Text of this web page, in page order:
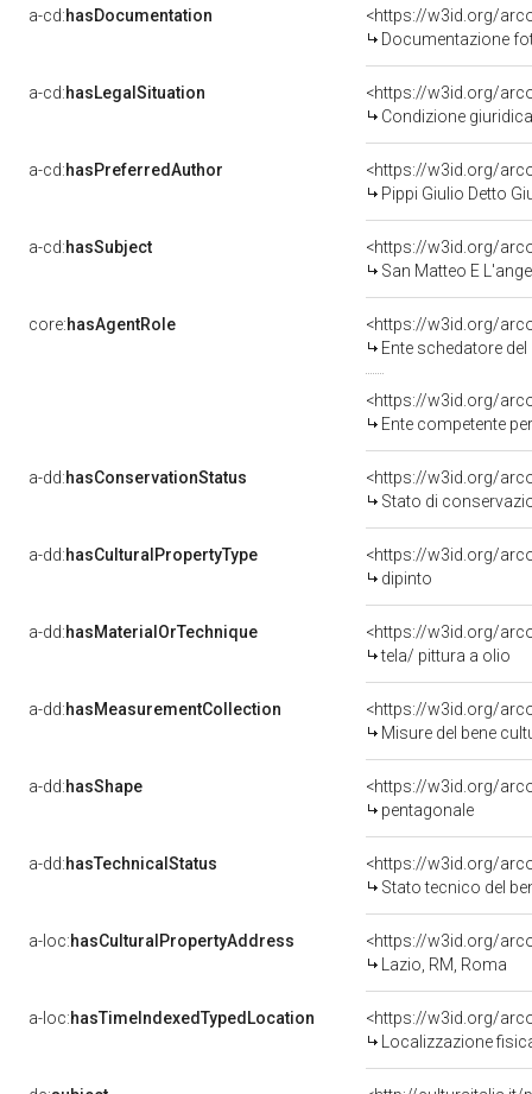
a-cd:hasDocumentation
Documentazione
a-cd:hasLegalSituation
Condizione
a-cd:hasPreferredAuthor
<https://w3id.org/
Pippi Giulio Detto
a-cd:hasSubject
<https://w3id.org/
San Matteo E
core:hasAgentRole
<https://w3id.org/
Ente schedatore
<https://w3id.org/
Ente competente per
a-dd:hasConservationStatus
<https://w3id.org/
Stato di
a-dd:hasCulturalPropertyType
<https://w3id.org/
dipinto
a-dd:hasMaterialOrTechnique
<https://w3id.org/
tela/ pittura a olio
a-dd:hasMeasurementCollection
<https://w3id.org/
Misure del bene
a-dd:hasShape
<https://w3id.org/
pentagonale
a-dd:hasTechnicalStatus
<https://w3id.org/
Stato tecnico del
a-loc:hasCulturalPropertyAddress
<https://w3id.org/
Lazio, RM, Roma
a-loc:hasTimeIndexedTypedLocation
<https://w3id.org/
Localizzazione